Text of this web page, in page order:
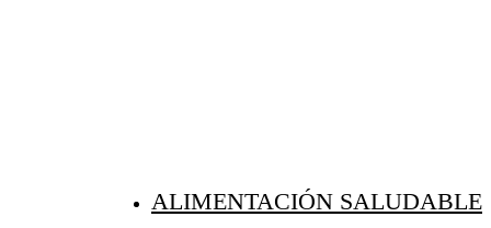
ALIMENTACIÓN SALUDABLE